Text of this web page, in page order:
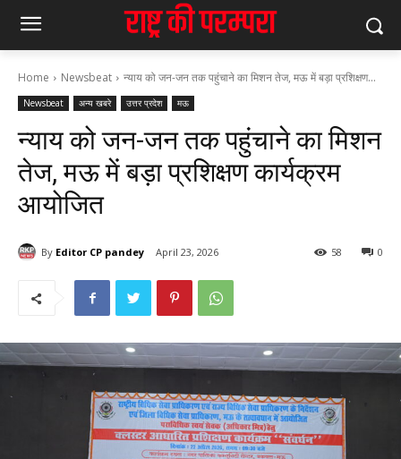
Home Newsbeat न्याय को जन-जन तक पहुंचाने का मिशन तेज, मऊ में बड़ा प्रशिक्षण...
Newsbeat अन्य खबरे उत्तर प्रदेश मऊ
न्याय को जन-जन तक पहुंचाने का मिशन
तेज, मऊ में बड़ा प्रशिक्षण कार्यक्रम
आयोजित
By Editor CP pandey April 23, 2026 0
58